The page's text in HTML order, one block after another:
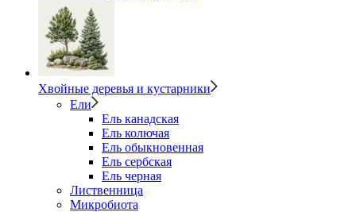
Хвойные деревья и кустарники
Ели
Ель канадская
Ель колючая
Ель обыкновенная
Ель сербская
Ель черная
Лиственница
Микробиота